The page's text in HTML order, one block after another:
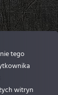
tego
witryn